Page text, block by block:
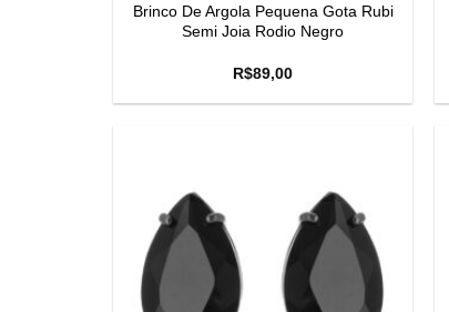
Brinco De Argola Pequena Gota Rubi
Semi Joia Rodio Negro
R$89,00